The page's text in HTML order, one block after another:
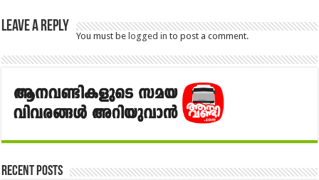
Leave a Reply
You must belogged in to post a comment.
Recent Posts